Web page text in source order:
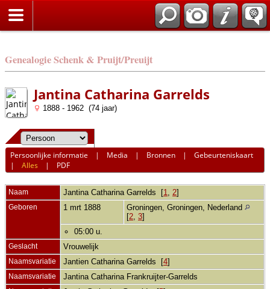
Genealogie Schenk & Pruijt/Preuijt
Jantina Catharina Garrelds
1888 - 1962 (74 jaar)
Persoonlijke informatie | Media | Bronnen |Gebeurteniskaart
|Alles | PDF
Naam Jantina Catharina Garrelds [1, 2]
Geboren 1 mrt 1888
Groningen, Groningen, Nederland
[2, 3]
05:00 u.
Geslacht Vrouwelijk
Naamsvariatie Jantien Catharina Garrelds [4]
Naamsvariatie Jantina Catharina Frankruijter-Garrelds